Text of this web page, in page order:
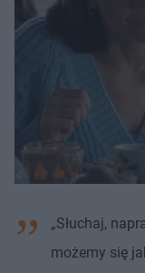
„Słuchaj,
możemy się